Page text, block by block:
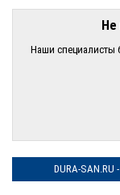
Не
Наши специалисты
DURA-